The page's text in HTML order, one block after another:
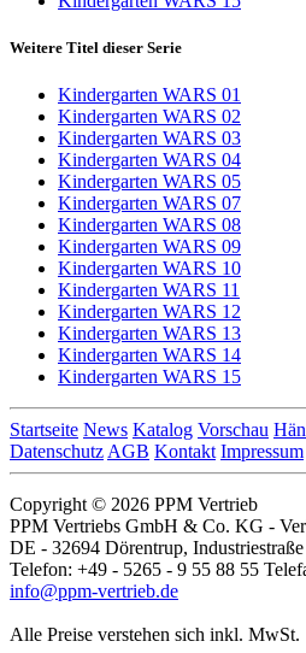
Weitere Titel dieser Serie
Kindergarten WARS 01
Kindergarten WARS 02
Kindergarten WARS 03
Kindergarten WARS 04
Kindergarten WARS 05
Kindergarten WARS 07
Kindergarten WARS 08
Kindergarten WARS 09
Kindergarten WARS 10
Kindergarten WARS 11
Kindergarten WARS 12
Kindergarten WARS 13
Kindergarten WARS 14
Kindergarten WARS 15
Startseite News Katalog Vorschau
Datenschutz AGB Kontakt Impressum
Copyright © 2026 PPM Vertrieb
PPM Vertriebs GmbH & Co. KG -
DE - 32694 Dörentrup,
Telefon: +49 - 5265 - 9 55 88 55
info@ppm-vertrieb.de
Alle Preise verstehen sich inkl. MwSt.